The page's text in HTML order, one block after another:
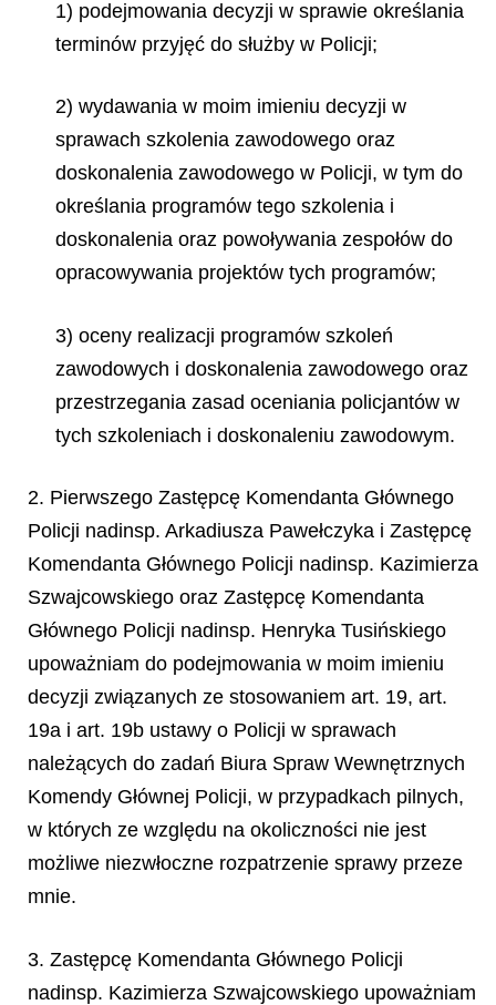
1) podejmowania decyzji w sprawie określania
terminów przyjęć do służby w Policji;
2) wydawania w moim imieniu decyzji w
sprawach szkolenia zawodowego oraz
doskonalenia zawodowego w Policji, w tym do
określania programów tego szkolenia i
doskonalenia oraz powoływania zespołów do
opracowywania projektów tych programów;
3) oceny realizacji programów szkoleń
zawodowych i doskonalenia zawodowego oraz
przestrzegania zasad oceniania policjantów w
tych szkoleniach i doskonaleniu zawodowym.
2. Pierwszego Zastępcę Komendanta Głównego
Policji nadinsp. Arkadiusza Pawełczyka i Zastępcę
Komendanta Głównego Policji nadinsp. Kazimierza
Szwajcowskiego oraz Zastępcę Komendanta
Głównego Policji nadinsp. Henryka Tusińskiego
upoważniam do podejmowania w moim imieniu
decyzji związanych ze stosowaniem art. 19, art.
19a i art. 19b ustawy o Policji w sprawach
należących do zadań Biura Spraw Wewnętrznych
Komendy Głównej Policji, w przypadkach pilnych,
w których ze względu na okoliczności nie jest
możliwe niezwłoczne rozpatrzenie sprawy przeze
mnie.
3. Zastępcę Komendanta Głównego Policji
nadinsp. Kazimierza Szwajcowskiego upoważniam